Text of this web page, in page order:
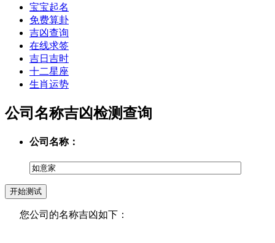
宝宝起名
免费算卦
吉凶查询
在线求签
吉日吉时
十二星座
生肖运势
公司名称吉凶检测查询
公司名称：
您公司的名称吉凶如下：